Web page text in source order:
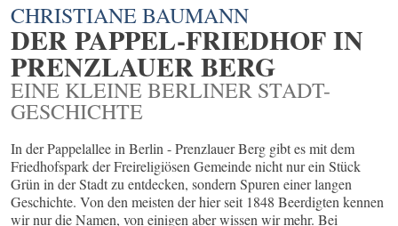
CHRISTIANE BAUMANN
DER PAPPEL-FRIEDHOF IN
PRENZLAUER BERG
EINE KLEINE BERLINER STADT-
GESCHICHTE
In der Pappelallee in Berlin - Prenzlauer Berg gibt es mit dem
Friedhofspark der Freireligiösen Gemeinde nicht nur ein Stück
Grün in der Stadt zu entdecken, sondern Spuren einer langen
Geschichte. Von den meisten der hier seit 1848 Beerdigten kennen
wir nur die Namen, von einigen aber wissen wir mehr. Bei